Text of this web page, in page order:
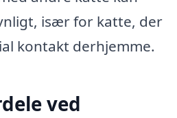
især for katte, der
kontakt derhjemme.
ved